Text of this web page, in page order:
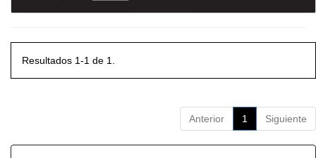
Resultados 1-1 de 1.
Anterior 1 Siguiente